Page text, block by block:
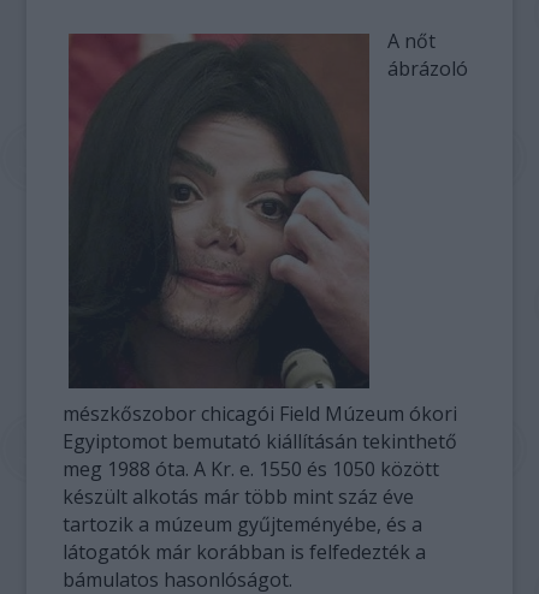
A nőt
ábrázoló
mészkőszobor chicagói Field Múzeum ókori
Egyiptomot bemutató kiállításán tekinthető
meg 1988 óta. A Kr. e. 1550 és 1050 között
készült alkotás már több mint száz éve
tartozik a múzeum gyűjteményébe, és a
látogatók már korábban is felfedezték a
bámulatos hasonlóságot.